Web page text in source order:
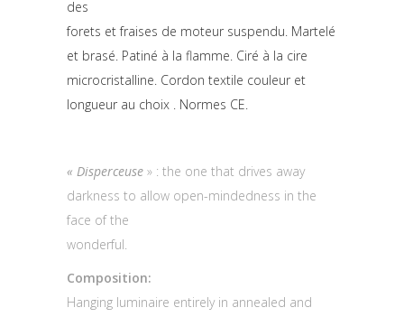
des
forets et fraises de moteur suspendu. Martelé
et brasé. Patiné à la flamme. Ciré à la cire
microcristalline. Cordon textile couleur et
longueur au choix . Normes CE.
« Disperceuse » : the one that drives away
darkness to allow open-mindedness in the
face of the
wonderful.
Composition:
Hanging luminaire entirely in annealed and